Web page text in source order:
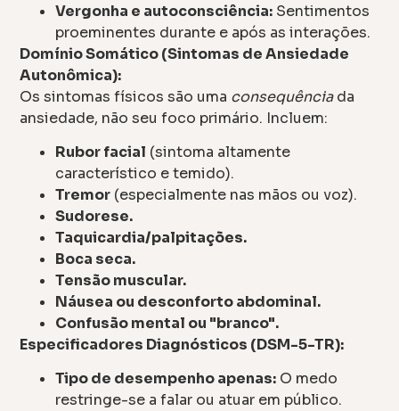
Vergonha e autoconsciência: Sentimentos
proeminentes durante e após as interações.
Domínio Somático (Sintomas de Ansiedade
Autonômica):
Os sintomas físicos são uma consequênciada
ansiedade, não seu foco primário. Incluem:
Rubor facial (sintoma altamente
característico e temido).
Tremor (especialmente nas mãos ou voz).
Sudorese.
Taquicardia/palpitações.
Boca seca.
Tensão muscular.
Náusea ou desconforto abdominal.
Confusão mental ou "branco".
Especificadores Diagnósticos (DSM-5-TR):
Tipo de desempenho apenas: O medo
restringe-se a falar ou atuar em público.